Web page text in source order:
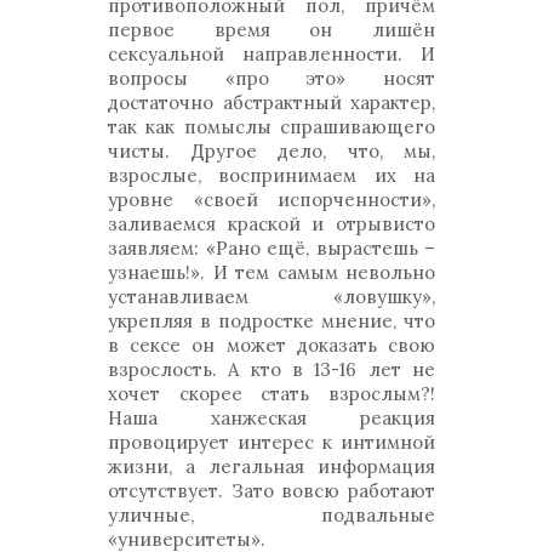
противоположный пол, причём
первое время он лишён
сексуальной направленности. И
вопросы «про это» носят
достаточно абстрактный характер,
так как помыслы спрашивающего
чисты. Другое дело, что, мы,
взрослые, воспринимаем их на
уровне «своей испорченности»,
заливаемся краской и отрывисто
заявляем: «Рано ещё, вырастешь –
узнаешь!». И тем самым невольно
устанавливаем «ловушку»,
укрепляя в подростке мнение, что
в сексе он может доказать свою
взрослость. А кто в 13-16 лет не
хочет скорее стать взрослым?!
Наша ханжеская реакция
провоцирует интерес к интимной
жизни, а легальная информация
отсутствует. Зато вовсю работают
уличные, подвальные
«университеты».